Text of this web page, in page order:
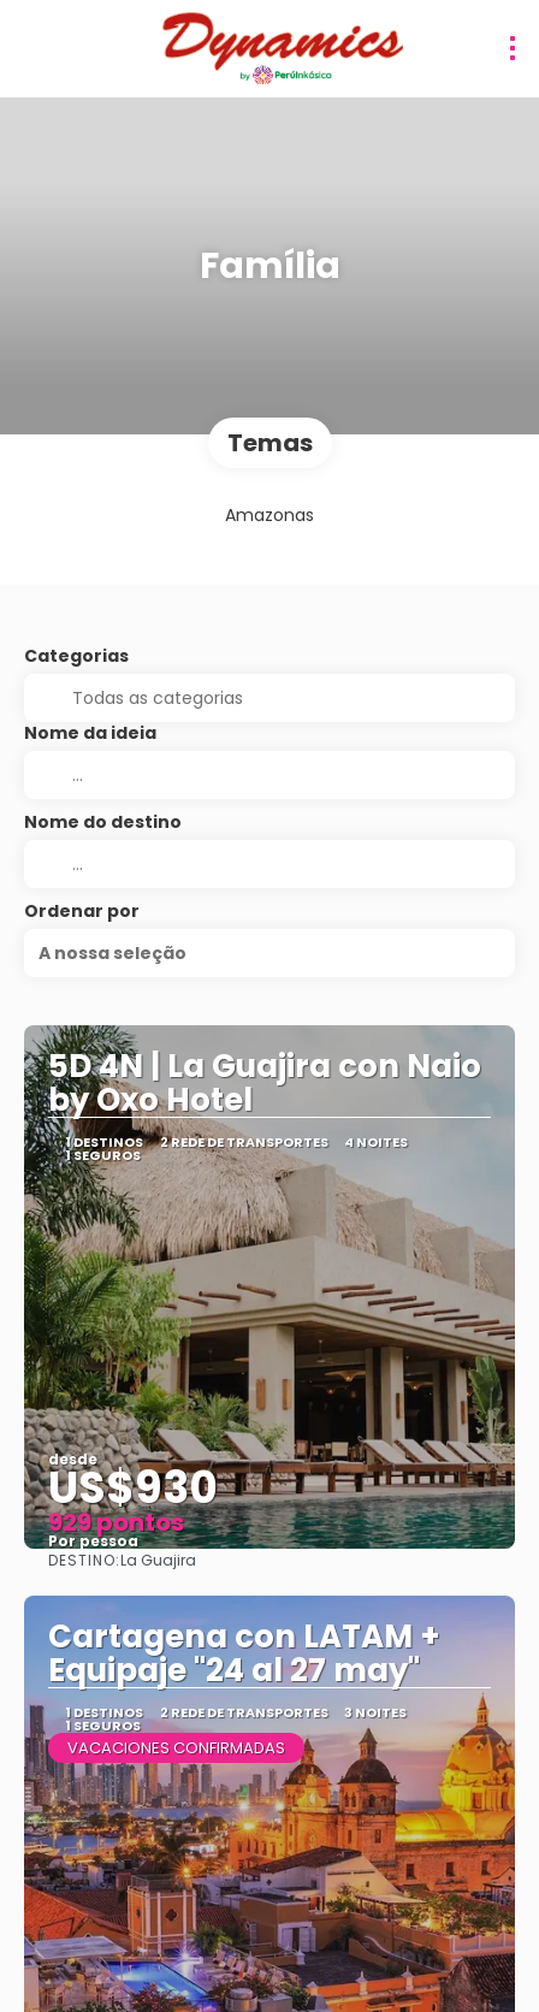
Família
Temas
Amazonas
Categorias
Nome da ideia
Nome do destino
Ordenar por
A nossa seleção
5D 4N | La Guajira con Naio
by Oxo Hotel
1 DESTINOS 2 REDE DE TRANSPORTES 4 NOITES
1 SEGUROS
desde
US$930
929 pontos
Por pessoa
DESTINO:La Guajira
Cartagena con LATAM +
Equipaje "24 al 27 may"
1 DESTINOS 2 REDE DE TRANSPORTES 3 NOITES
1 SEGUROS
VACACIONES CONFIRMADAS